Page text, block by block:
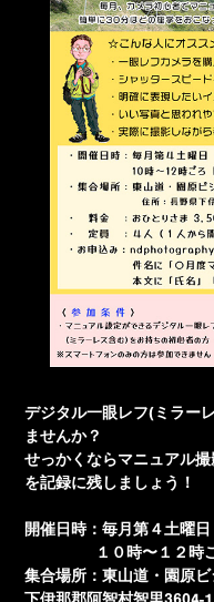
デジタル一眼レフ(ミラー
ませんか？
せっかくならマニュアル
を記録に残しましょう！
開催日時：毎月第４土曜日
１０時〜１２時
集合場所：東山道・園原